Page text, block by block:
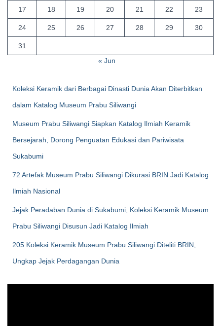
17 18 19 20 21 22 23
24 25 26 27 28 29 30
31
« Jun
Koleksi Keramik dari Berbagai Dinasti Dunia Akan Diterbitkan
dalam Katalog Museum Prabu Siliwangi
Museum Prabu Siliwangi Siapkan Katalog Ilmiah Keramik
Bersejarah, Dorong Penguatan Edukasi dan Pariwisata
Sukabumi
72 Artefak Museum Prabu Siliwangi Dikurasi BRIN Jadi Katalog
Ilmiah Nasional
Jejak Peradaban Dunia di Sukabumi, Koleksi Keramik Museum
Prabu Siliwangi Disusun Jadi Katalog Ilmiah
205 Koleksi Keramik Museum Prabu Siliwangi Diteliti BRIN,
Ungkap Jejak Perdagangan Dunia